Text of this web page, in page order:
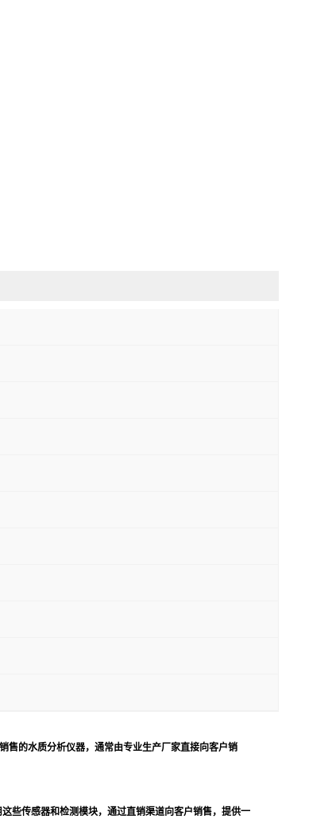
售的水质分析仪器，通常由专业生产厂家直接向客户销
些传感器和检测模块，通过直销渠道向客户销售，提供一